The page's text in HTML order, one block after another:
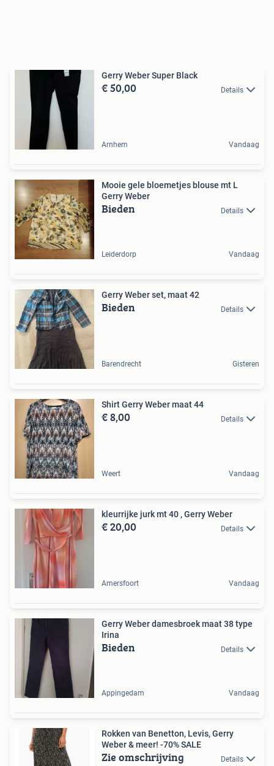
Gerry Weber Super Black
€ 50,00 Details
Arnhem Vandaag
Mooie gele bloemetjes blouse mt L
Gerry Weber
Bieden Details
Leiderdorp Vandaag
Gerry Weber set, maat 42
Bieden Details
Barendrecht Gisteren
Shirt Gerry Weber maat 44
€ 8,00 Details
Weert Vandaag
kleurrijke jurk mt 40 , Gerry Weber
€ 20,00 Details
Amersfoort Vandaag
Gerry Weber damesbroek maat 38 type
Irina
Bieden Details
Appingedam Vandaag
Rokken van Benetton, Levis, Gerry
Weber & meer! -70% SALE
Zie omschrijving Details